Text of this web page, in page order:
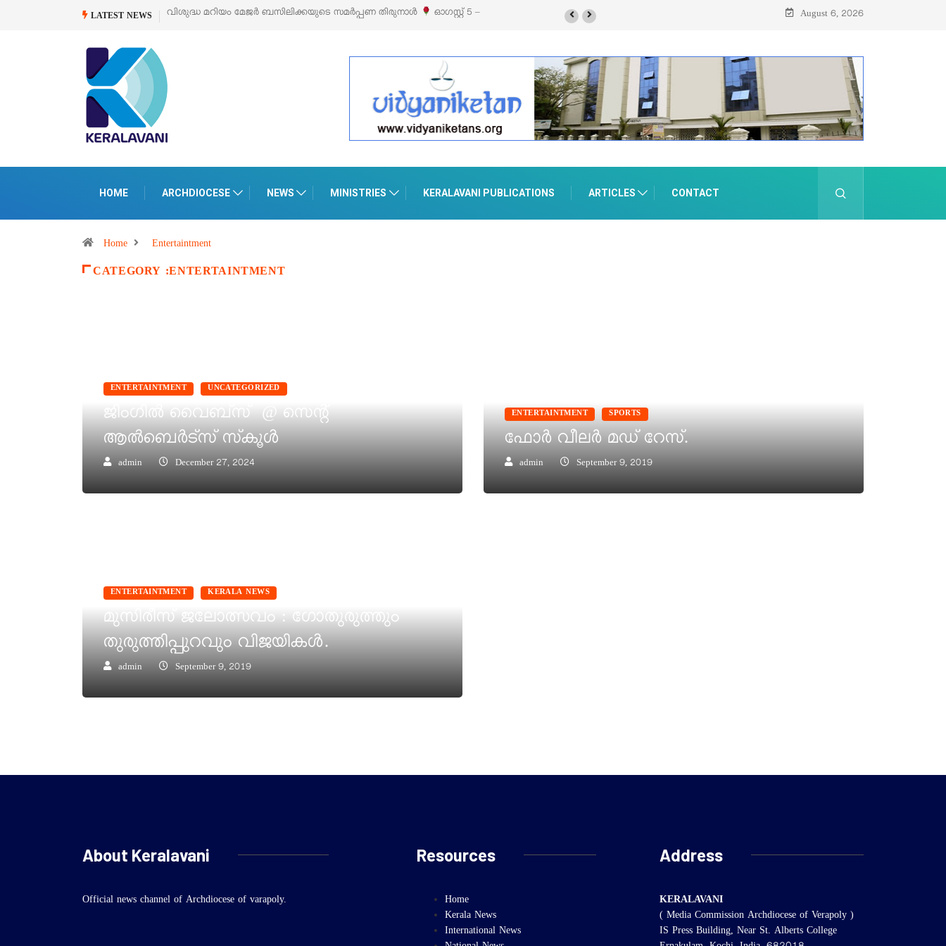
LATEST NEWS വിശുദ്ധ മറിയം മേജർ ബസിലിക്കയുടെ സമർപ്പണ തിരുനാൾ ഓഗസ്റ്റ് 5 – August 6, 2026
HOME ARCHDIOCESE NEWS MINISTRIES KERALAVANI PUBLICATIONS ARTICLES CONTACT
Home Entertaintment
CATEGORY :ENTERTAINTMENT
ENTERTAINTMENT UNCATEGORIZED
ജിംഗിൽ വൈബ്‌സ് @ സെന്റ്
ആൽബെർട്സ് സ്‌കൂൾ
admin December 27, 2024
ENTERTAINTMENT SPORTS
ഫോർ വീലർ മഡ് റേസ്.
admin September 9, 2019
ENTERTAINTMENT KERALA NEWS
മുസിരീസ് ജലോത്സവം : ഗോതുരുത്തും
തുരുത്തിപ്പുറവും വിജയികൾ.
admin September 9, 2019
About Keralavani
Official news channel of Archdiocese of varapoly.
Resources
Home
Kerala News
International News
Address
KERALAVANI
( Media Commission Archdiocese of Verapoly )
IS Press Building, Near St. Alberts College